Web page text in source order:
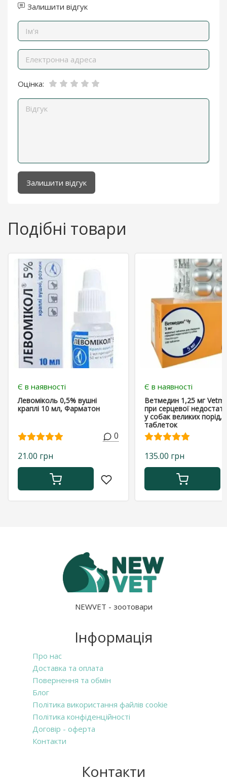
Залишити відгук
Оцінка:
Залишити відгук
Подібні товари
Є в наявності
Левоміколь 0,5% вушні
краплі 10 мл, Фарматон
0
21.00 грн
Є в наявності
Ветмедин 1,25 мг
при серцевої
у собак великих порід,
таблеток
135.00 грн
NEWVET - зоотовари
Інформація
Про нас
Доставка та оплата
Повернення та обмін
Блог
Політика використання файлів cookie
Політика конфіденційності
Договір - оферта
Контакти
Контакти